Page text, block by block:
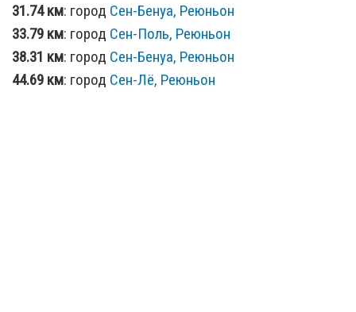
31.74 км: город Сен-Бенуа, Реюньон
33.79 км: город Сен-Поль, Реюньон
38.31 км: город Сен-Бенуа, Реюньон
44.69 км: город Сен-Лё, Реюньон